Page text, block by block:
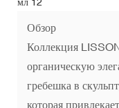
Обзор
Коллекция
органическую
гребешка в
которая